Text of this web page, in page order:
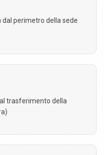
perimetro della sede
al trasferimento della